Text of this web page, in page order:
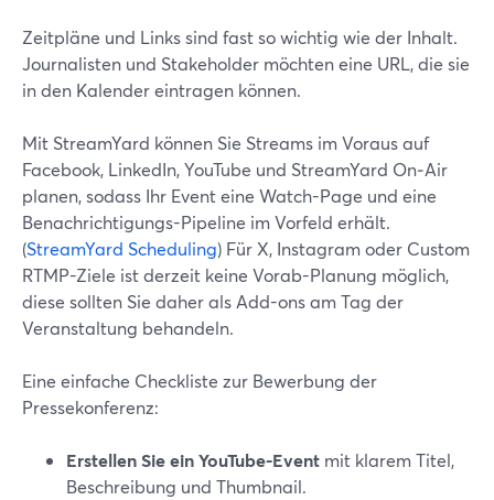
Zeitpläne und Links sind fast so wichtig wie der Inhalt.
Journalisten und Stakeholder möchten eine URL, die sie
in den Kalender eintragen können.
Mit StreamYard können Sie Streams im Voraus auf
Facebook, LinkedIn, YouTube und StreamYard On‑Air
planen, sodass Ihr Event eine Watch-Page und eine
Benachrichtigungs-Pipeline im Vorfeld erhält.
(StreamYard Scheduling) Für X, Instagram oder Custom
RTMP-Ziele ist derzeit keine Vorab-Planung möglich,
diese sollten Sie daher als Add-ons am Tag der
Veranstaltung behandeln.
Eine einfache Checkliste zur Bewerbung der
Pressekonferenz:
Erstellen Sie ein YouTube-Event mit klarem Titel,
Beschreibung und Thumbnail.